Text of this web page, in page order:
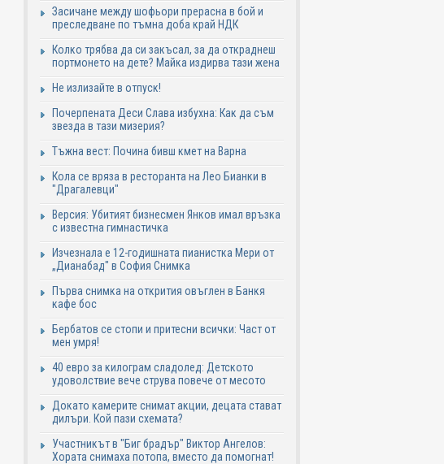
Засичане между шофьори прерасна в бой и
преследване по тъмна доба край НДК
Колко трябва да си закъсал, за да откраднеш
портмонето на дете? Майка издирва тази жена
Не излизайте в отпуск!
Почерпената Деси Слава избухна: Как да съм
звезда в тази мизерия?
Тъжна вест: Почина бивш кмет на Варна
Кола се вряза в ресторанта на Лео Бианки в
"Драгалевци"
Версия: Убитият бизнесмен Янков имал връзка
с известна гимнастичка
Изчезнала е 12-годишната пианистка Мери от
„Дианабад" в София Снимка
Първа снимка на открития овъглен в Банкя
кафе бос
Бербатов се стопи и притесни всички: Част от
мен умря!
40 евро за килограм сладолед: Детското
удоволствие вече струва повече от месото
Докато камерите снимат акции, децата стават
дилъри. Кой пази схемата?
Участникът в "Биг брадър" Виктор Ангелов:
Хората снимаха потопа, вместо да помогнат!